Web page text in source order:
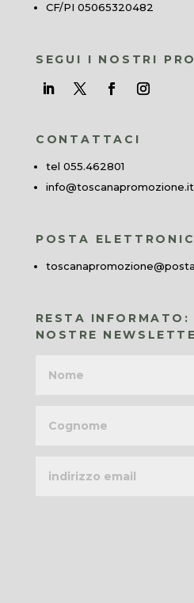
CF/PI 05065320482
SEGUI I NOSTRI
CONTATTACI
tel 055.462801
info@toscanapromozione.it
POSTA
RESTA
NOSTRE
email